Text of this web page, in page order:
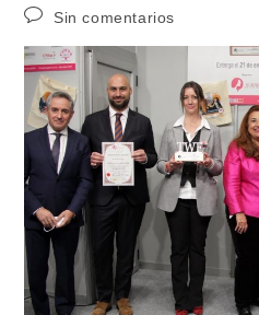
Sin comentarios